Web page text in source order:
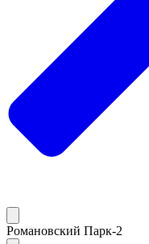
Романовский Парк-2